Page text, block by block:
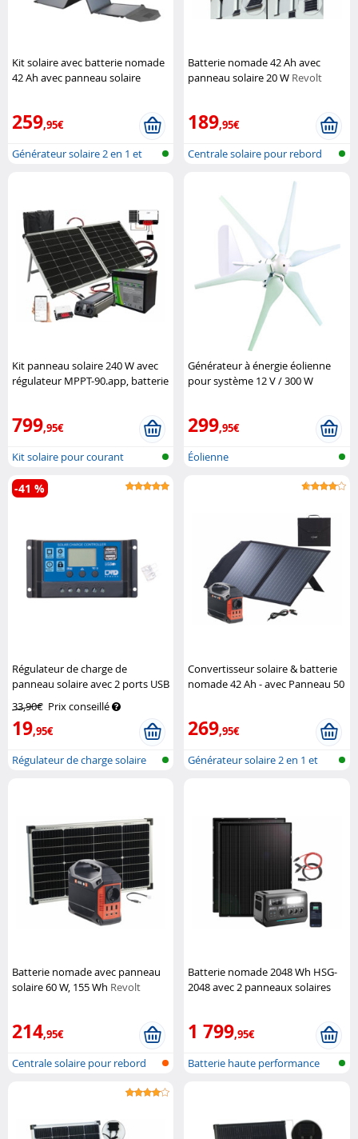
Kit solaire avec batterie nomade
42 Ah avec panneau solaire
259,95€
Générateur solaire 2 en 1 et
Batterie nomade 42 Ah avec
panneau solaire 20 W Revolt
189,95€
Centrale solaire pour rebord
Kit panneau solaire 240 W avec
régulateur MPPT-90.app, batterie
799,95€
Kit solaire pour courant
alternatif...
Générateur à énergie éolienne
pour système 12 V / 300 W
299,95€
Éolienne
Régulateur de charge de
panneau solaire avec 2 ports USB
33,90€ Prix conseillé
19,95€
-41 %
Régulateur de charge solaire
Convertisseur solaire & batterie
nomade 42 Ah - avec Panneau 50
269,95€
Générateur solaire 2 en 1 et
Batterie nomade avec panneau
solaire 60 W, 155 Wh Revolt
214,95€
Centrale solaire pour rebord
Batterie nomade 2048 Wh HSG-
2048 avec 2 panneaux solaires
1 799,95€
Batterie haute performance